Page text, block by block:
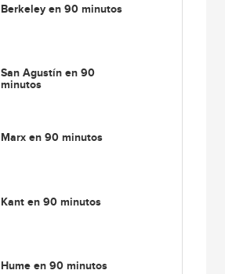
Berkeley en 90 minutos
San Agustín en 90
minutos
Marx en 90 minutos
Kant en 90 minutos
Hume en 90 minutos